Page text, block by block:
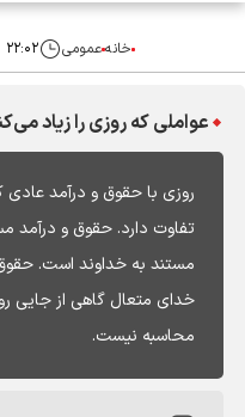
خانهعمومی ۲۲:۰۲
عواملی که روزی را زیاد
روزی با حقوق و درآمد عادی
تفاوت دارد. حقوق و درآمد
مستند به خداوند است.
خدای متعال گاهی از جایی
محاسبه نیست.